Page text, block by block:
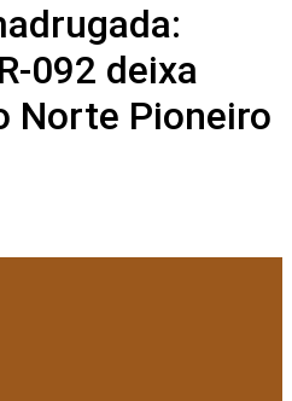
092 deixa
Norte Pioneiro